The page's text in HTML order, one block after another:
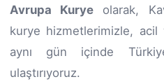
Avrupa Kurye olarak,
kurye hizmetlerimizle,
aynı gün içinde
ulaştırıyoruz.